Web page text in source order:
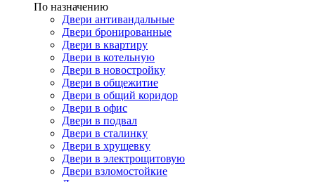
По назначению
Двери антивандальные
Двери бронированные
Двери в квартиру
Двери в котельную
Двери в новостройку
Двери в общежитие
Двери в общий коридор
Двери в офис
Двери в подвал
Двери в сталинку
Двери в хрущевку
Двери в электрощитовую
Двери взломостойкие